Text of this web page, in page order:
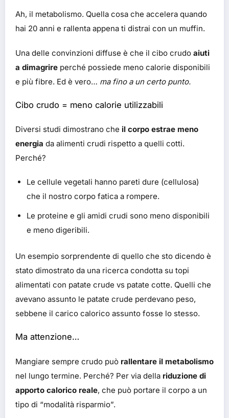
Ah, il metabolismo. Quella cosa che accelera quando
hai 20 anni e rallenta appena ti distrai con un muffin.
Una delle convinzioni diffuse è che il cibo crudo aiuti
a dimagrire perché possiede meno calorie disponibili
e più fibre. Ed è vero… ma fino a un certo punto.
Cibo crudo = meno calorie utilizzabili
Diversi studi dimostrano che il corpo estrae meno
energia da alimenti crudi rispetto a quelli cotti.
Perché?
Le cellule vegetali hanno pareti dure (cellulosa)
che il nostro corpo fatica a rompere.
Le proteine e gli amidi crudi sono meno disponibili
e meno digeribili.
Un esempio sorprendente di quello che sto dicendo è
stato dimostrato da una ricerca condotta su topi
alimentati con patate crude vs patate cotte. Quelli che
avevano assunto le patate crude perdevano peso,
sebbene il carico calorico assunto fosse lo stesso.
Ma attenzione…
Mangiare sempre crudo può rallentare il metabolismo
nel lungo termine. Perché? Per via della riduzione di
apporto calorico reale, che può portare il corpo a un
tipo di “modalità risparmio”.